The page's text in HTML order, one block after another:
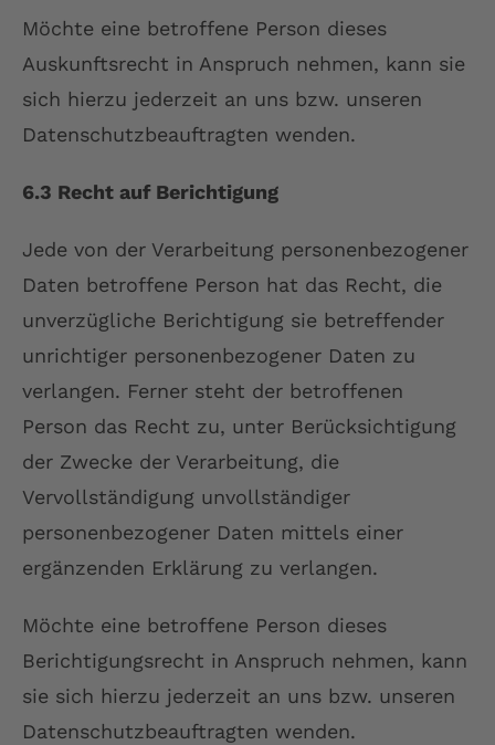
Möchte eine betroffene Person dieses
Auskunftsrecht in Anspruch nehmen, kann sie
sich hierzu jederzeit an uns bzw. unseren
Datenschutzbeauftragten wenden.
6.3 Recht auf Berichtigung
Jede von der Verarbeitung personenbezogener
Daten betroffene Person hat das Recht, die
unverzügliche Berichtigung sie betreffender
unrichtiger personenbezogener Daten zu
verlangen. Ferner steht der betroffenen
Person das Recht zu, unter Berücksichtigung
der Zwecke der Verarbeitung, die
Vervollständigung unvollständiger
personenbezogener Daten mittels einer
ergänzenden Erklärung zu verlangen.
Möchte eine betroffene Person dieses
Berichtigungsrecht in Anspruch nehmen, kann
sie sich hierzu jederzeit an uns bzw. unseren
Datenschutzbeauftragten wenden.